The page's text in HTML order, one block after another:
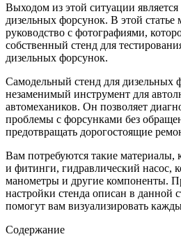
Выходом из этой ситуации
дизельных форсунок. В этой
руководство с фотографиями,
собственный стенд для
дизельных форсунок.
Самодельный стенд для дизельных
незаменимый инструмент для
автомехаников. Он позволяет
проблемы с форсунками без
предотвращать дорогостоящие
Вам потребуются такие материалы,
и фитинги, гидравлический насос,
манометры и другие компоненты.
настройки стенда описан в данной
помогут вам визуализировать
Содержание